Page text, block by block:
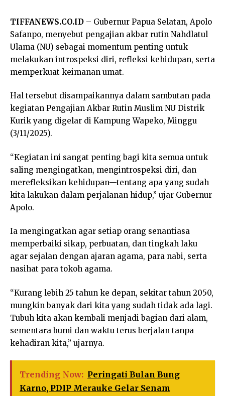
TIFFANEWS.CO.ID – Gubernur Papua Selatan, Apolo
Safanpo, menyebut pengajian akbar rutin Nahdlatul
Ulama (NU) sebagai momentum penting untuk
melakukan introspeksi diri, refleksi kehidupan, serta
memperkuat keimanan umat.
Hal tersebut disampaikannya dalam sambutan pada
kegiatan Pengajian Akbar Rutin Muslim NU Distrik
Kurik yang digelar di Kampung Wapeko, Minggu
(3/11/2025).
“Kegiatan ini sangat penting bagi kita semua untuk
saling mengingatkan, mengintrospeksi diri, dan
merefleksikan kehidupan—tentang apa yang sudah
kita lakukan dalam perjalanan hidup,” ujar Gubernur
Apolo.
Ia mengingatkan agar setiap orang senantiasa
memperbaiki sikap, perbuatan, dan tingkah laku
agar sejalan dengan ajaran agama, para nabi, serta
nasihat para tokoh agama.
“Kurang lebih 25 tahun ke depan, sekitar tahun 2050,
mungkin banyak dari kita yang sudah tidak ada lagi.
Tubuh kita akan kembali menjadi bagian dari alam,
sementara bumi dan waktu terus berjalan tanpa
kehadiran kita,” ujarnya.
Trending Now: Peringati Bulan Bung
Karno, PDIP Merauke Gelar Senam